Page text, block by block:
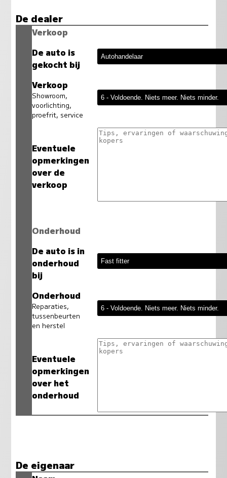
De dealer
Verkoop
De auto is
gekocht bij
Verkoop
Showroom,
voorlichting,
proefrit, service
Eventuele
opmerkingen
over de
verkoop
Onderhoud
De auto is in
onderhoud
bij
Onderhoud
Reparaties,
tussenbeurten
en herstel
Eventuele
opmerkingen
over het
onderhoud
De eigenaar